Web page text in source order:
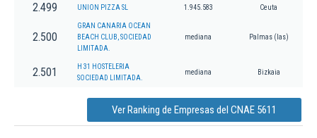
2.499 UNION PIZZA SL 1.945.583 Ceuta
2.500
GRAN CANARIA OCEAN
BEACH CLUB, SOCIEDAD
LIMITADA.
mediana Palmas (las)
2.501
H 31 HOSTELERIA
SOCIEDAD LIMITADA.
mediana Bizkaia
Ver Ranking de Empresas del CNAE 5611